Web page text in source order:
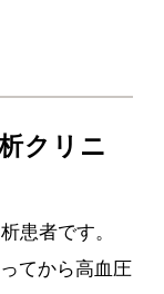
クリニ
患者です。
てから高血圧